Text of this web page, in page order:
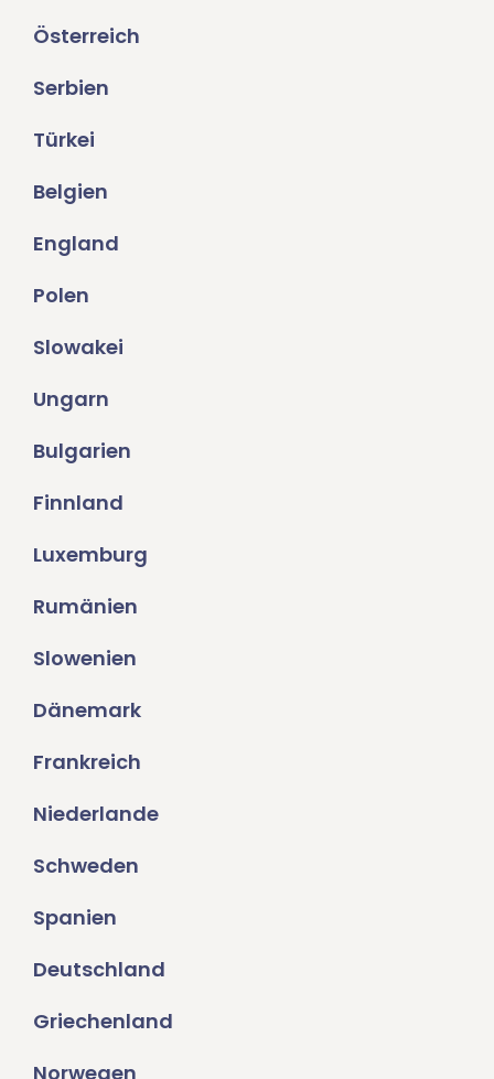
Österreich
Serbien
Türkei
Belgien
England
Polen
Slowakei
Ungarn
Bulgarien
Finnland
Luxemburg
Rumänien
Slowenien
Dänemark
Frankreich
Niederlande
Schweden
Spanien
Deutschland
Griechenland
Norwegen